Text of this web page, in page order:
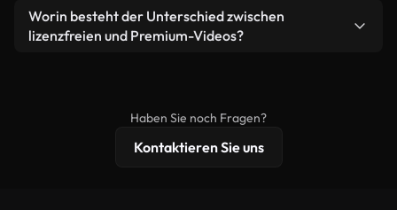
weiterverbreiten.
Videomaterial.
Ja. Sie dürfen unsere Videos gerne kürzen,
bearbeiten oder neu zusammenstellen. Achten Sie
Worin besteht der Unterschied zwischen
lizenzfreien und Premium-Videos?
erweiterten Lizenzschutz bieten.
Haben Sie noch Fragen?
Kontaktieren Sie uns